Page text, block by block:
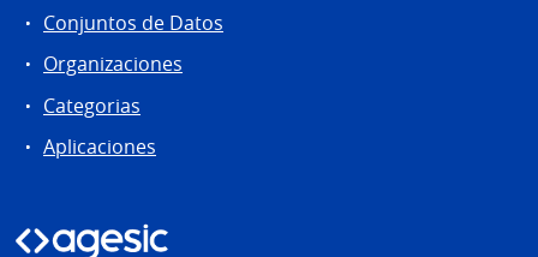
Conjuntos de Datos
Organizaciones
Categorias
Aplicaciones